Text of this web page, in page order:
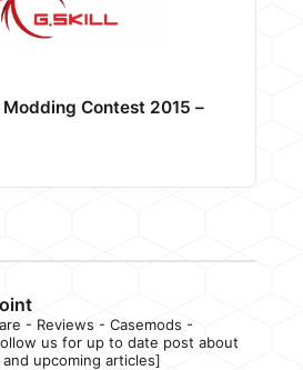
Contest 2015 –
- Reviews - Casemods -
us for up to date post about
upcoming articles]